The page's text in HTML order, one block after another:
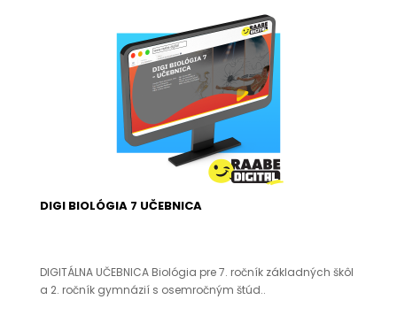
DIGI BIOLÓGIA 7 UČEBNICA
DIGITÁLNA UČEBNICA Biológia pre 7. ročník základných škôl
a 2. ročník gymnázií s osemročným štúd..